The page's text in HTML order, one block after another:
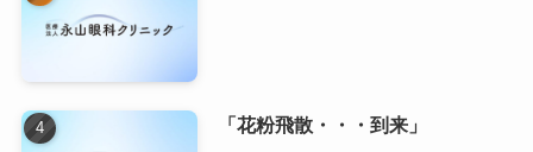
「花粉飛散・・・到来」